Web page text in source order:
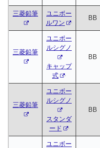
三菱鉛筆
ユニボー
ルワン
BB
三菱鉛筆
ユニボー
ルシグノ
キャップ
式
BB
三菱鉛筆
ユニボー
ルシグノ
スタンダ
ード
BB
ユニボー